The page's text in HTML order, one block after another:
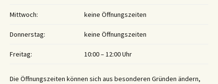
Mittwoch: keine Öffnungszeiten
Donnerstag: keine Öffnungszeiten
Freitag: 10:00 – 12:00 Uhr
Die Öffnungszeiten können sich aus besonderen Gründen ändern,